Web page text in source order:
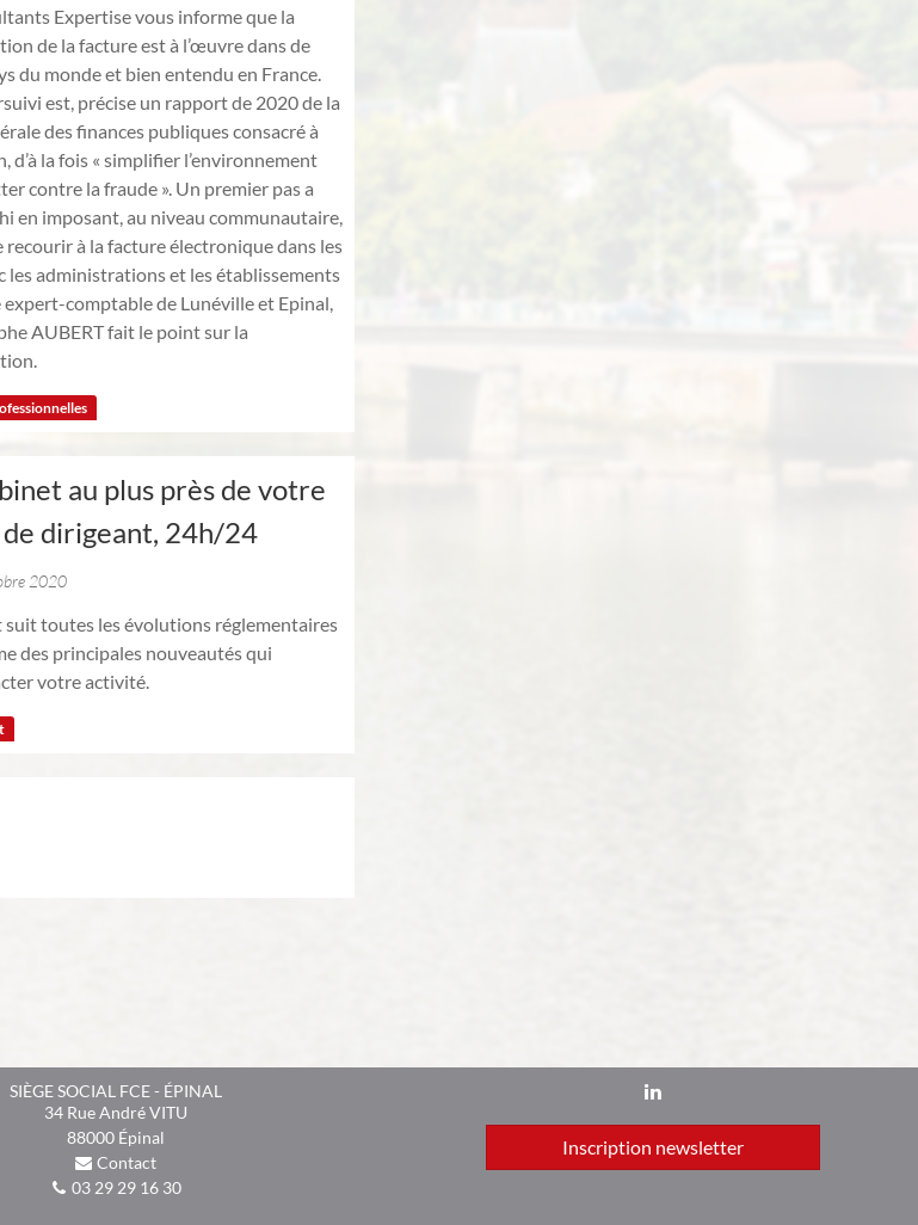
Expertise vous informe que la
de la facture est à l’œuvre dans de
du monde et bien entendu en France.
est, précise un rapport de 2020 de la
des finances publiques consacré à
d’à la fois « simplifier l’environnement
contre la fraude ». Un premier pas a
en imposant, au niveau communautaire,
recourir à la facture électronique dans les
les administrations et les établissements
expert-comptable de Lunéville et Epinal,
AUBERT fait le point sur la
au plus près de votre
dirigeant, 24h/24
2020
toutes les évolutions réglementaires
des principales nouveautés qui
votre activité.
SIÈGE SOCIAL FCE - ÉPINAL
34 Rue André VITU
88000 Épinal
Contact
03 29 29 16 30
Inscription newsletter